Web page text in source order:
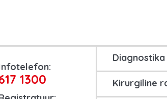
1300
Diagnostika
Kirurgiline